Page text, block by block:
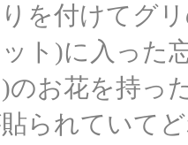
を付けてグ
ト)に入った
のお花を持っ
られていて